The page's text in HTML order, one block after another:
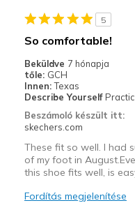
View On Shoes
5
So comfortable!
Beküldve 7 hónapja
tőle: GCH
Innen: Texas
Describe Yourself
Beszámoló készült itt:
skechers.com
These fit so well. I had
of my foot in
this shoe fits well, is
Fordítás megjelenítése